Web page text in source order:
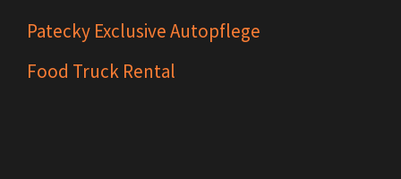
Patecky Exclusive Autopflege
Food Truck Rental